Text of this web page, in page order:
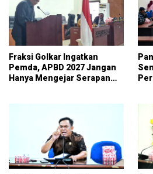
Fraksi Golkar Ingatkan
Pemda, APBD 2027 Jangan
Hanya Mengejar Serapan